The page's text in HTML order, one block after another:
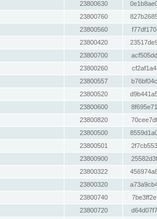
23800630
23800760
23800560
23800420
23800700
23800260
23800557
23800520
23800600
23800820
23800500
23800501
23800900
23800322
23800320
23800740
23800720